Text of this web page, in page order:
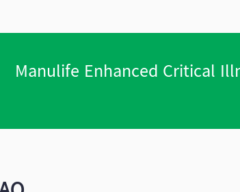
Manulife Enhanced Critical